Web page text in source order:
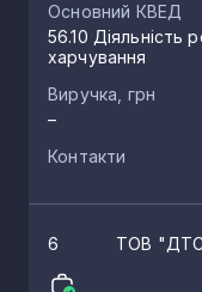
Основний КВЕД
56.10 Діяльність
харчування
Виручка, грн
–
Контакти
6 ТОВ